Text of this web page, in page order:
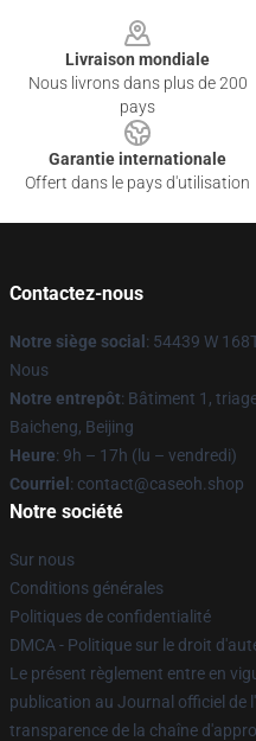
Livraison mondiale
Nous livrons dans plus de 200
pays
Garantie internationale
Offert dans le pays d'utilisation
Contactez-nous
Notre siège social : 54439 W
Nous
Notre entrepôt: Bâtiment 1,
Baicheng, Beijing
Heure: 9h – 17h (lu – vendredi)
Courriel : contact@caseoh.shop
Notre société
Sur nous
Conditions générales
Politiques de confidentialité
DMCA - Politique sur le droit
Le présent règlement entre en
publication au Journal officiel de
transparence de la chaîne